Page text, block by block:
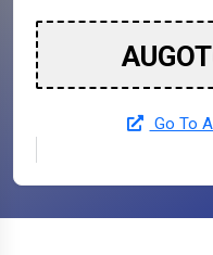
Go To